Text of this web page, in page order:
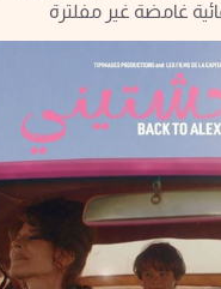
غامضة غير مفلترة